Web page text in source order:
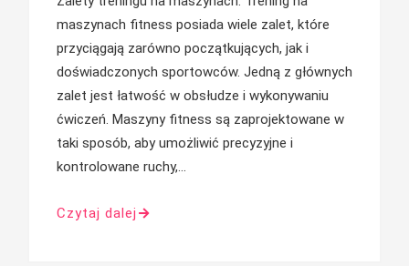
maszynach fitness posiada wiele zalet, które
przyciągają zarówno początkujących, jak i
doświadczonych sportowców. Jedną z głównych
zalet jest łatwość w obsłudze i wykonywaniu
ćwiczeń. Maszyny fitness są zaprojektowane w
taki sposób, aby umożliwić precyzyjne i
kontrolowane ruchy,…
Czytaj dalej